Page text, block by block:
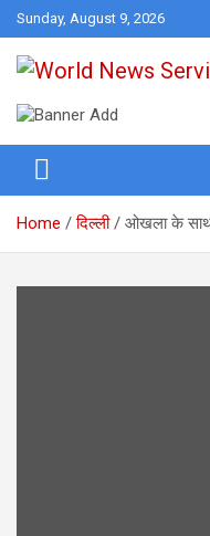
Skip
to
content
Sunday, August 9, 2026
World News
Home दिल्ली ओखला के साथ